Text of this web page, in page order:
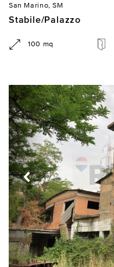
San Marino, SM
Stabile/Palazzo
100 mq